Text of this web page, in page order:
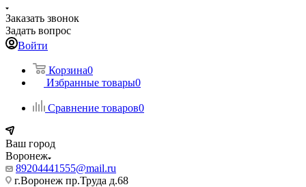
Заказать звонок
Задать вопрос
Войти
Корзина0
Избранные товары0
Сравнение товаров0
Ваш город
Воронеж
89204441555@mail.ru
г.Воронеж пр.Труда д.68